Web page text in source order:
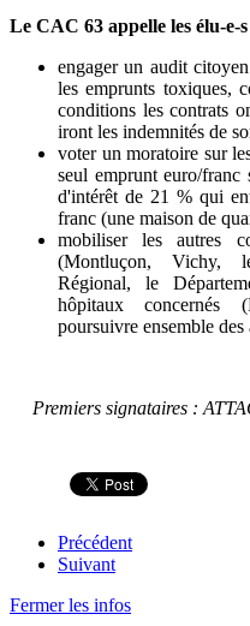
Le CAC 63 appelle les élu-
engager un audit
les emprunts toxiques,
conditions les contrats
iront les indemnités de
voter un moratoire sur
seul emprunt euro/franc
d'intérêt de 21 % qui
franc (une maison de
mobiliser les autres
(Montluçon, Vichy,
Régional, le
hôpitaux concernés
poursuivre ensemble
Premiers signataires :
Précédent
Suivant
Fermer les infos